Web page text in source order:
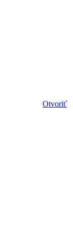
Otvoriť